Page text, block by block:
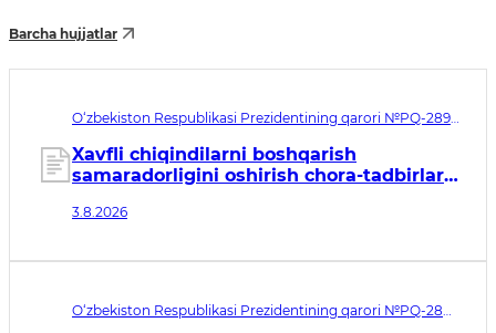
Barcha hujjatlar
O‘zbekiston Respublikasi Prezidentining qarori №PQ-289.
04.08.2026
Xavfli chiqindilarni boshqarish
samaradorligini oshirish chora-tadbirlari
3.8.2026
O‘zbekiston Respublikasi Prezidentining qarori №PQ-288.